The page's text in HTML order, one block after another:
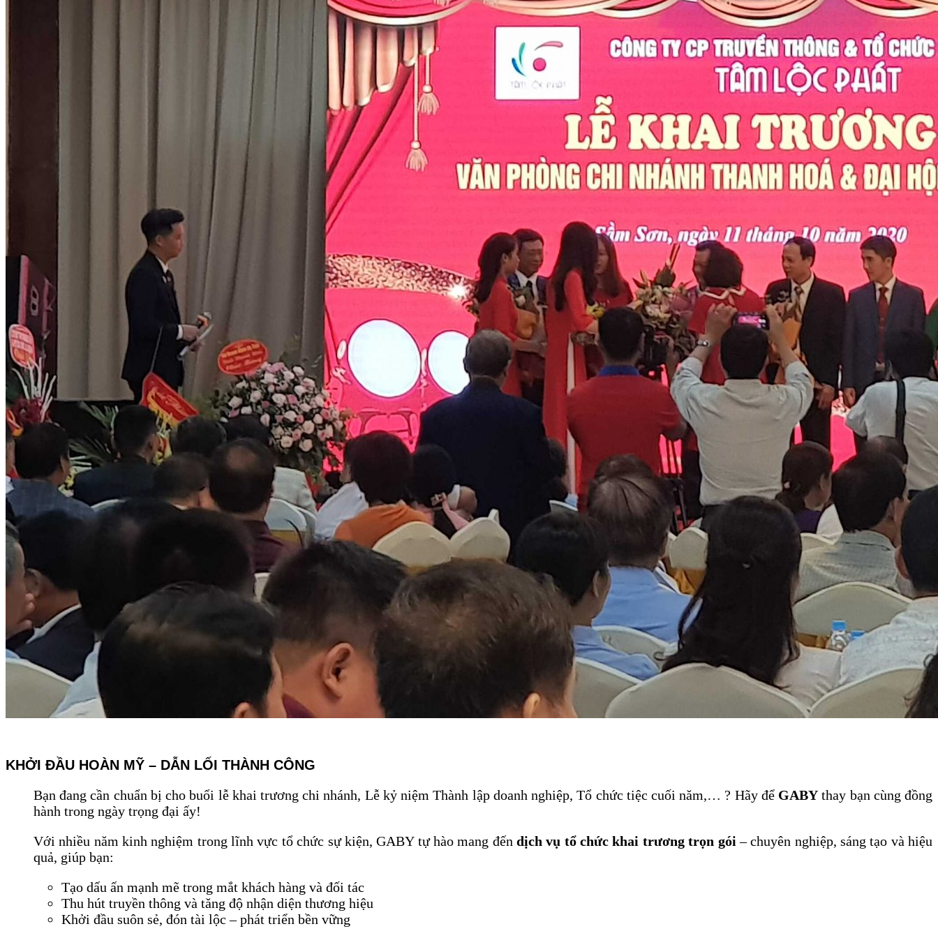
KHỞI ĐẦU HOÀN MỸ – DẪN LỐI THÀNH CÔNG
Bạn đang cần chuẩn bị cho buổi lễ khai trương chi nhánh, Lễ kỷ niệm Thành lập doanh nghiệp, Tổ chức tiệc cuối năm,… ? Hãy để GABY thay bạn cùng đồng
hành trong ngày trọng đại ấy!
Với nhiều năm kinh nghiệm trong lĩnh vực tổ chức sự kiện, GABY tự hào mang đếndịch vụ tổ chức khai trương trọn gói – chuyên nghiệp, sáng tạo và hiệu
quả, giúp bạn:
Tạo dấu ấn mạnh mẽ trong mắt khách hàng và đối tác
Thu hút truyền thông và tăng độ nhận diện thương hiệu
Khởi đầu suôn sẻ, đón tài lộc – phát triển bền vững